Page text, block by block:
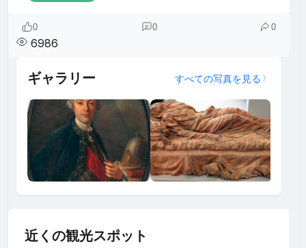
0 0 0
6986
ギャラリー すべての写真を見る
近くの観光スポット